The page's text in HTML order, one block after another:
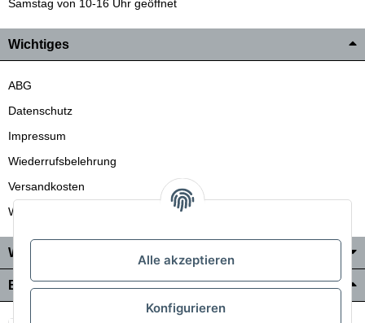
Samstag von 10-16 Uhr geöffnet
Wichtiges
ABG
Datenschutz
Impressum
Wiederrufsbelehrung
Versandkosten
Wir liefern auch in die Schweiz
Wo Sie uns finden
Bezahlung & Versand
Alle akzeptieren
Konfigurieren